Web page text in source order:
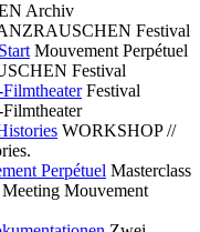
Archiv
Festival
Mouvement Perpétuel
Festival
Festival
WORKSHOP //
Perpétuel Masterclass
Mouvement